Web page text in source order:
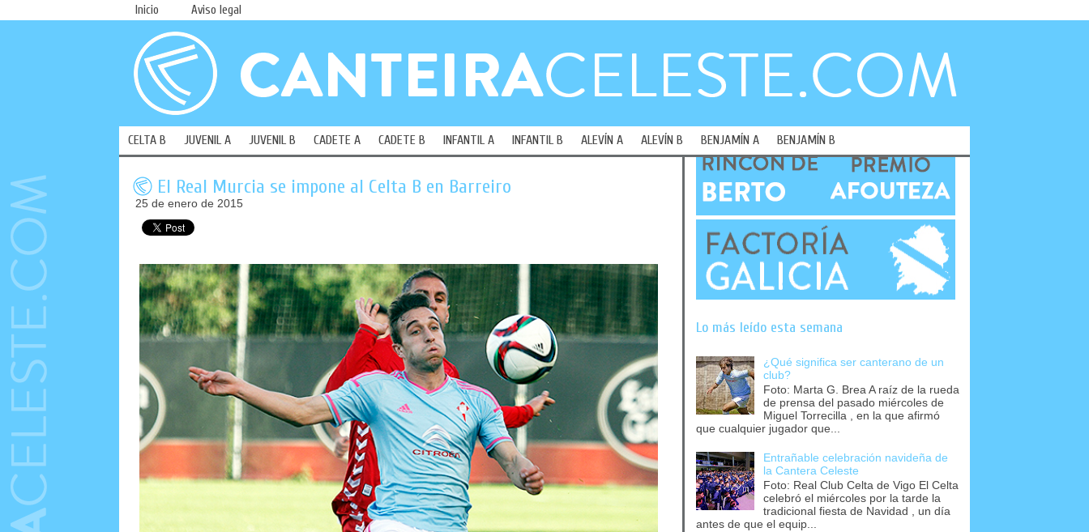
Inicio Aviso legal
CELTA B JUVENIL A JUVENIL B CADETE A CADETE B INFANTIL A INFANTIL B ALEVÍN A ALEVÍN B BENJAMÍN A BENJAMÍN B
El Real Murcia se impone al Celta B en Barreiro
25 de enero de 2015
Lo más leído esta semana
¿Qué significa ser canterano de un
club?
Foto: Marta G. Brea A raíz de la rueda
de prensa del pasado miércoles de
Miguel Torrecilla , en la que afirmó
que cualquier jugador que...
Entrañable celebración navideña de
la Cantera Celeste
Foto: Real Club Celta de Vigo El Celta
celebró el miércoles por la tarde la
tradicional fiesta de Navidad , un día
antes de que el equip...